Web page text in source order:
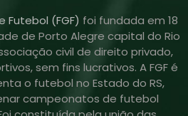
Futebol (FGF) foi fundada em 18
de Porto Alegre capital do Rio
civil de direito privado,
sem fins lucrativos. A FGF é
o futebol no Estado do RS,
campeonatos de futebol